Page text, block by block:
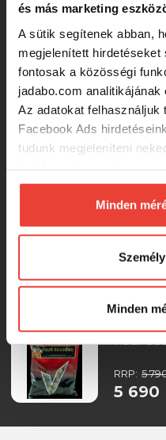
és más marketing
A sütik segítenek abban,
megjelenített
fontosak a közösségi
jadabo.com analitikájának
Az adatokat felhasználjuk
Facebook Ads
tudunk megjeleníteni
biztosításához arra
számunkra minden
Természetesensoha
megváltoztathatod a
Előre is köszönjük!
Minden
Minden
14mm
6 050
2,5kg
6 050
20mm
5 770
RRP: 5
5 690